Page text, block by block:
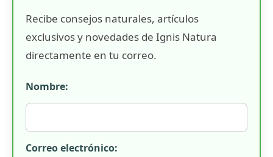
Recibe consejos naturales, artículos
exclusivos y novedades de Ignis Natura
directamente en tu correo.
Nombre:
Correo electrónico: